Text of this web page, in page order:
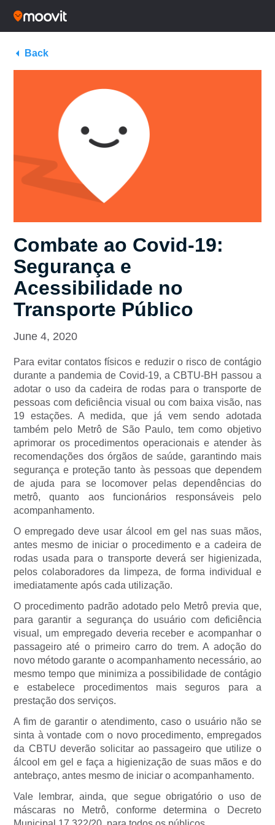
Back
Combate ao Covid-19:
Segurança e
Acessibilidade no
Transporte Público
June 4, 2020
Para evitar contatos físicos e reduzir o risco de contágio
durante a pandemia de Covid-19, a CBTU-BH passou a
adotar o uso da cadeira de rodas para o transporte de
pessoas com deficiência visual ou com baixa visão, nas
19 estações. A medida, que já vem sendo adotada
também pelo Metrô de São Paulo, tem como objetivo
aprimorar os procedimentos operacionais e atender às
recomendações dos órgãos de saúde, garantindo mais
segurança e proteção tanto às pessoas que dependem
de ajuda para se locomover pelas dependências do
metrô, quanto aos funcionários responsáveis pelo
acompanhamento.
O empregado deve usar álcool em gel nas suas mãos,
antes mesmo de iniciar o procedimento e a cadeira de
rodas usada para o transporte deverá ser higienizada,
pelos colaboradores da limpeza, de forma individual e
imediatamente após cada utilização.
O procedimento padrão adotado pelo Metrô previa que,
para garantir a segurança do usuário com deficiência
visual, um empregado deveria receber e acompanhar o
passageiro até o primeiro carro do trem. A adoção do
novo método garante o acompanhamento necessário, ao
mesmo tempo que minimiza a possibilidade de contágio
e estabelece procedimentos mais seguros para a
prestação dos serviços.
A fim de garantir o atendimento, caso o usuário não se
sinta à vontade com o novo procedimento, empregados
da CBTU deverão solicitar ao passageiro que utilize o
álcool em gel e faça a higienização de suas mãos e do
antebraço, antes mesmo de iniciar o acompanhamento.
Vale lembrar, ainda, que segue obrigatório o uso de
máscaras no Metrô, conforme determina o Decreto